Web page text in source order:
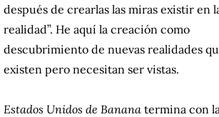
después de crearlas las miras existir en
realidad”. He aquí la creación como
descubrimiento de nuevas realidades
existen pero necesitan ser vistas.
Estados Unidos de Banana termina con